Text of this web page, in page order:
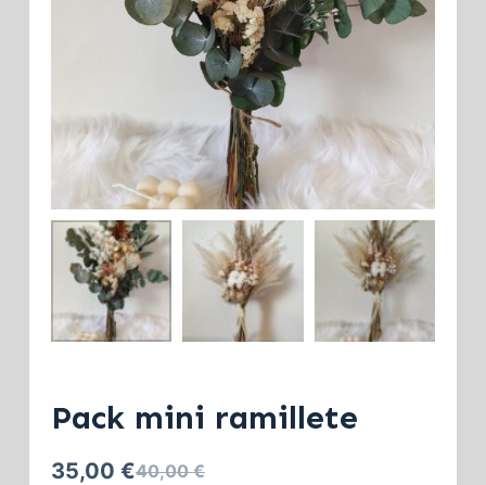
Pack mini ramillete
40,00€
35,00 €